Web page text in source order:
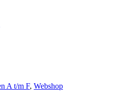
A t/m F, Webshop